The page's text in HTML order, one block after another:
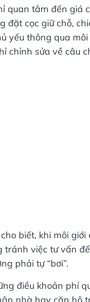
quan tâm đến giá
đặt cọc giữ chỗ,
yếu thông qua
chỉnh sửa về câu
biết, khi môi
việc tư vấn
phải tự “bơi”.
điều khoản phí